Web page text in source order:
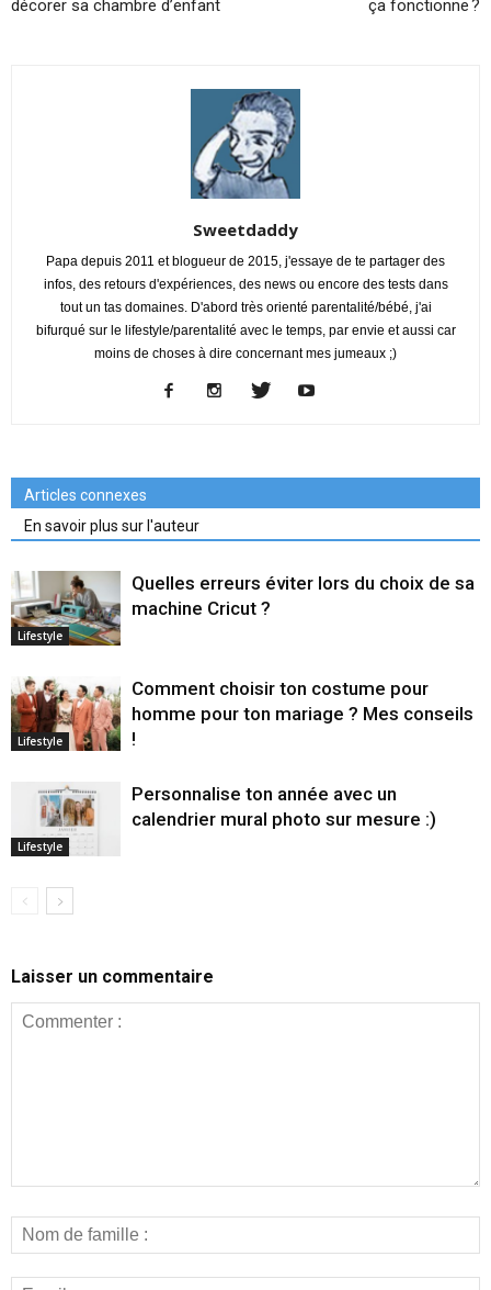
décorer sa chambre d’enfant ça fonctionne ?
Sweetdaddy
Papa depuis 2011 et blogueur de 2015, j'essaye de te partager des
infos, des retours d'expériences, des news ou encore des tests dans
tout un tas domaines. D'abord très orienté parentalité/bébé, j'ai
bifurqué sur le lifestyle/parentalité avec le temps, par envie et aussi car
moins de choses à dire concernant mes jumeaux ;)
Articles connexes
En savoir plus sur l'auteur
Lifestyle
Quelles erreurs éviter lors du choix de sa
machine Cricut ?
Lifestyle
Comment choisir ton costume pour
homme pour ton mariage ? Mes conseils
!
Lifestyle
Personnalise ton année avec un
calendrier mural photo sur mesure :)
Laisser un commentaire